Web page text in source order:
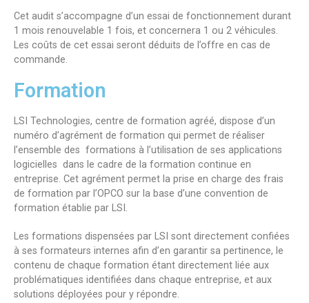
Cet audit s’accompagne d’un essai de fonctionnement durant
1 mois renouvelable 1 fois, et concernera 1 ou 2 véhicules.
Les coûts de cet essai seront déduits de l’offre en cas de
commande.
Formation
LSI Technologies, centre de formation agréé, dispose d’un
numéro d’agrément de formation qui permet de réaliser
l’ensemble des formations à l’utilisation de ses applications
logicielles dans le cadre de la formation continue en
entreprise. Cet agrément permet la prise en charge des frais
de formation par l’OPCO sur la base d’une convention de
formation établie par LSI.
Les formations dispensées par LSI sont directement confiées
à ses formateurs internes afin d’en garantir sa pertinence, le
contenu de chaque formation étant directement liée aux
problématiques identifiées dans chaque entreprise, et aux
solutions déployées pour y répondre.